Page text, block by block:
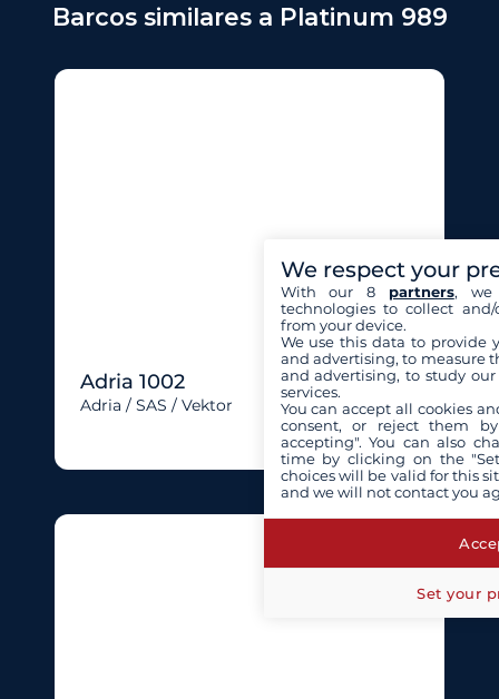
Barcos similares a Platinum 989
Adria 1002
Adria / SAS / Vektor
We respect your
With our 8 partners, we
technologies to collect
from your device.
We use this data to provide
and advertising, to measure
and advertising, to study
services.
You can accept all cookies
consent, or reject them
accepting". You can also
time by clicking on the
choices will be valid for this
and we will not contact you
Set your